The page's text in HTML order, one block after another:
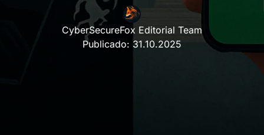
CyberSecureFox Editorial Team
Publicado: 31.10.2025